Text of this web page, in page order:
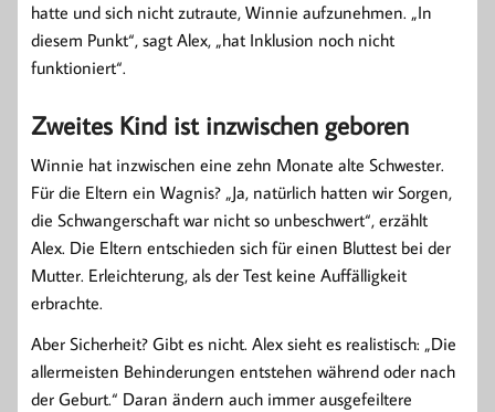
hatte und sich nicht zutraute, Winnie aufzunehmen. „In
diesem Punkt“, sagt Alex, „hat Inklusion noch nicht
funktioniert“.
Zweites Kind ist inzwischen geboren
Winnie hat inzwischen eine zehn Monate alte Schwester.
Für die Eltern ein Wagnis? „Ja, natürlich hatten wir Sorgen,
die Schwangerschaft war nicht so unbeschwert“, erzählt
Alex. Die Eltern entschieden sich für einen Bluttest bei der
Mutter. Erleichterung, als der Test keine Auffälligkeit
erbrachte.
Aber Sicherheit? Gibt es nicht. Alex sieht es realistisch: „Die
allermeisten Behinderungen entstehen während oder nach
der Geburt.“ Daran ändern auch immer ausgefeiltere